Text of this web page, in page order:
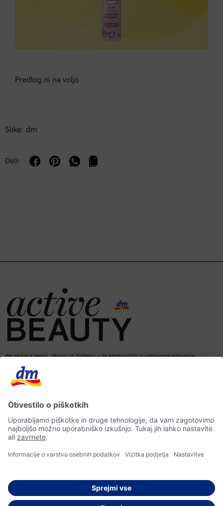
Predlog ni na voljo
Slike: dm
Deli:
dm revija o lepoti, zdravju in življenju – za harmonično in odgovorno sobivanje.
© 2026 dm drogerie markt d.o.o.